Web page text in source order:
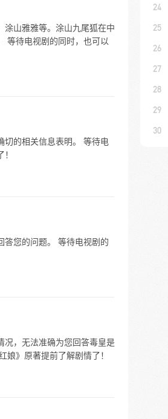
涂山雅雅等。涂山九尾狐在中
等待电视剧的同时，也可以
切的相关信息表明。 等待电
答您的问题。 等待电视剧的
况，无法准确为您回答毒皇是
》原著提前了解剧情了！
24
25
26
27
28
29
30